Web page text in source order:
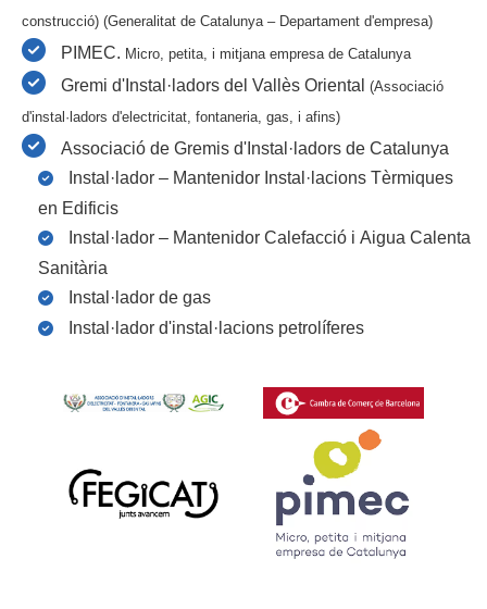
construcció) (Generalitat de Catalunya – Departament d'empresa)
PIMEC. Micro, petita, i mitjana empresa de Catalunya
Gremi d'Instal·ladors del Vallès Oriental (Associació
d'instal·ladors d'electricitat, fontaneria, gas, i afins)
Associació de Gremis d'Instal·ladors de Catalunya
Instal·lador – Mantenidor Instal·lacions Tèrmiques
en Edificis
Instal·lador – Mantenidor Calefacció i Aigua Calenta
Sanitària
Instal·lador de gas
Instal·lador d'instal·lacions petrolíferes